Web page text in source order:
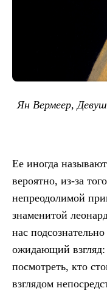
Ян Вермеер,
Ее иногда
вероятно, из-за
непреодолимой
знаменитой
нас
ожидающий взгляд:
посмотреть, кто
взглядом